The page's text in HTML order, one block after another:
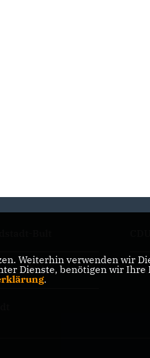
Bult
Weiterhin verwenden wir
Dienste, benötigen wir
.